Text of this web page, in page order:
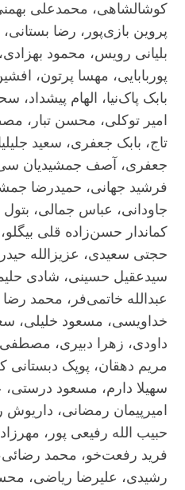
کوشالشاهی، محمدعلی
پروین بازی‌پور، رضا
بلیانی رویس، محمود
پوربابایی، مهسا پرتون،
بابک پاک‌نیا، الهام
امیر توکلی، محسن تبار،
تاج، بابک جعفرى، سعید
جعفری، آصف جمشیدیان
فرشید جهانی، حمیدرضا
جاودانی، عباس جمالی، بتول
کماندار حسن‌زاده قلی
حجتی سعیدی، عزیزالله
سیدعقیل حسینی، شادی
عبدالله خاتمی‌فر، محمد
خداویسی، مسعود خلیلی،
داودی، زهرا دبیری، مصطفی
مریم دهقان، پوپک دبستانی
سهیلا دارم، مسعود درستی،
امیرپیمان رمضانی،
حبیب الله رفیعی پور،
فرید رفعت‌خو، محمد
رشیدی، علیرضا ریاضی،